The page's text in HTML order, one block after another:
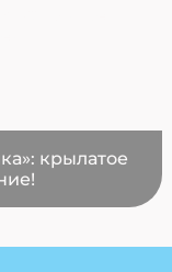
крылатое